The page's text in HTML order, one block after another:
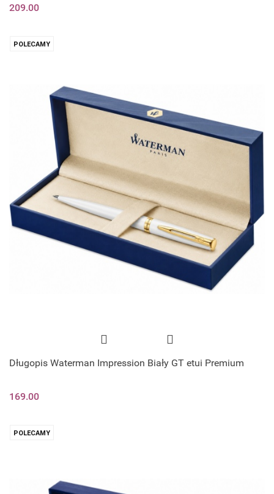
209.00
POLECAMY
Długopis Waterman Impression Biały GT etui Premium
169.00
POLECAMY